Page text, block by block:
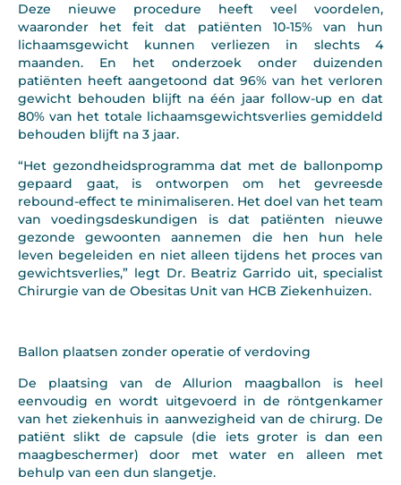
Deze nieuwe procedure heeft veel voordelen,
waaronder het feit dat patiënten 10-15% van hun
lichaamsgewicht kunnen verliezen in slechts 4
maanden. En het onderzoek onder duizenden
patiënten heeft aangetoond dat 96% van het verloren
gewicht behouden blijft na één jaar follow-up en dat
80% van het totale lichaamsgewichtsverlies gemiddeld
behouden blijft na 3 jaar.
“Het gezondheidsprogramma dat met de ballonpomp
gepaard gaat, is ontworpen om het gevreesde
rebound-effect te minimaliseren. Het doel van het team
van voedingsdeskundigen is dat patiënten nieuwe
gezonde gewoonten aannemen die hen hun hele
leven begeleiden en niet alleen tijdens het proces van
gewichtsverlies,” legt Dr. Beatriz Garrido uit, specialist
Chirurgie van de Obesitas Unit van HCB Ziekenhuizen.
Ballon plaatsen zonder operatie of verdoving
De plaatsing van de Allurion maagballon is heel
eenvoudig en wordt uitgevoerd in de röntgenkamer
van het ziekenhuis in aanwezigheid van de chirurg. De
patiënt slikt de capsule (die iets groter is dan een
maagbeschermer) door met water en alleen met
behulp van een dun slangetje.